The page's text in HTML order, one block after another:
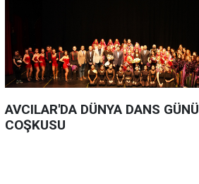
AVCILAR'DA DÜNYA DANS GÜNÜ
COŞKUSU